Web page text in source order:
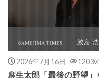
2026年7月16日
麻生太郎「最後の野望